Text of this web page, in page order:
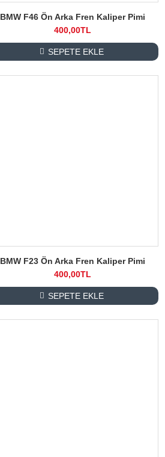
BMW F46 Ön Arka Fren Kaliper Pimi
400,00TL
SEPETE EKLE
BMW F23 Ön Arka Fren Kaliper Pimi
400,00TL
SEPETE EKLE